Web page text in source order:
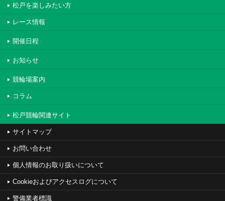
松戸を楽しみたい方
レース情報
開催日程
お知らせ
競輪場案内
コラム
松戸競輪関連サイト
サイトマップ
お問い合わせ
個人情報のお取り扱いについて
Cookieおよびアクセスログについて
警備業者標識